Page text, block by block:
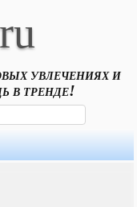
увлечениях и
в тренде!